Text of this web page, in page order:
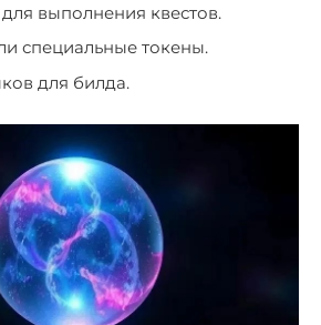
выполнения квестов.
специальные токены.
для билда.